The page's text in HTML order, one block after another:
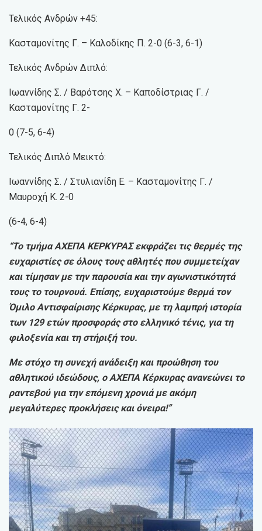
Τελικός Ανδρών +45:
Κασταμονίτης Γ. – Καλοδίκης Π. 2-0 (6-3, 6-1)
Τελικός Ανδρών Διπλό:
Ιωαννίδης Σ. / Βαρότσης Χ. – Καποδίστριας Γ. /
Κασταμονίτης Γ. 2-
0 (7-5, 6-4)
Τελικός Διπλό Μεικτό:
Ιωαννίδης Σ. / Στυλιανίδη Ε. – Κασταμονίτης Γ. /
Μαυροχή Κ. 2-0
(6-4, 6-4)
“Το τμήμα ΑΧΕΠΑ ΚΕΡΚΥΡΑΣ εκφράζει τις θερμές της
ευχαριστίες σε όλους τους αθλητές που συμμετείχαν
και τίμησαν με την παρουσία και την αγωνιστικότητά
τους το τουρνουά. Επίσης, ευχαριστούμε θερμά τον
Όμιλο Αντισφαίρισης Κέρκυρας, με τη λαμπρή ιστορία
των 129 ετών προσφοράς στο ελληνικό τένις, για τη
φιλοξενία και τη στήριξή του.
Με στόχο τη συνεχή ανάδειξη και προώθηση του
αθλητικού ιδεώδους, ο ΑΧΕΠΑ Κέρκυρας ανανεώνει το
ραντεβού για την επόμενη χρονιά με ακόμη
μεγαλύτερες προκλήσεις και όνειρα!”